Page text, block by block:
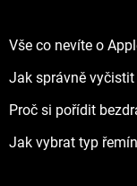
Vše co nevíte o
Jak správně
Proč si pořídit
Jak vybrat typ